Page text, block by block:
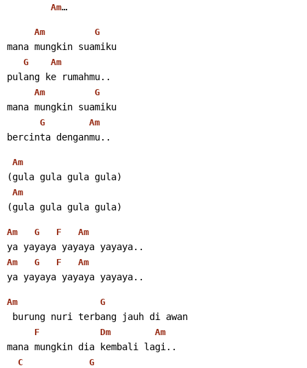
Am…
Am G
mana mungkin suamiku
G Am
pulang ke rumahmu..
Am G
mana mungkin suamiku
G Am
bercinta denganmu..
Am
(gula gula gula gula)
Am
(gula gula gula gula)
Am G F Am
ya yayaya yayaya yayaya..
Am G F Am
ya yayaya yayaya yayaya..
Am G
burung nuri terbang jauh di awan
F Dm Am
mana mungkin dia kembali lagi..
C G